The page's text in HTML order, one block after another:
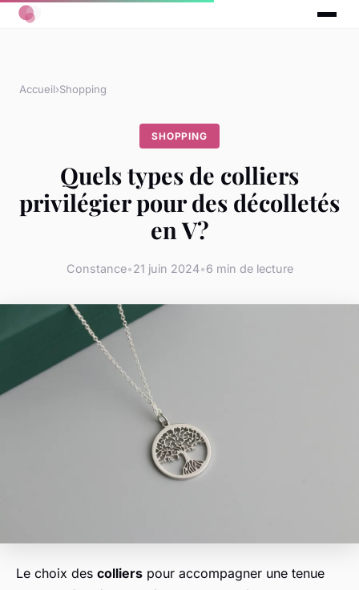
Accueil›Shopping
SHOPPING
Quels types de colliers
privilégier pour des décolletés
en V?
Constance•21 juin 2024•6 min de lecture
Le choix des colliers pour accompagner une tenue